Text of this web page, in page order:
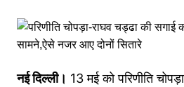
नई दिल्ली। 13 मई को परिणीति